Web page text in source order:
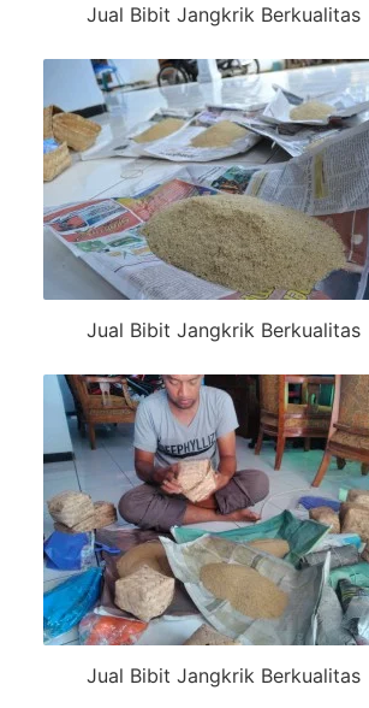
Jual Bibit Jangkrik Berkualitas
Jual Bibit Jangkrik Berkualitas
Jual Bibit Jangkrik Berkualitas